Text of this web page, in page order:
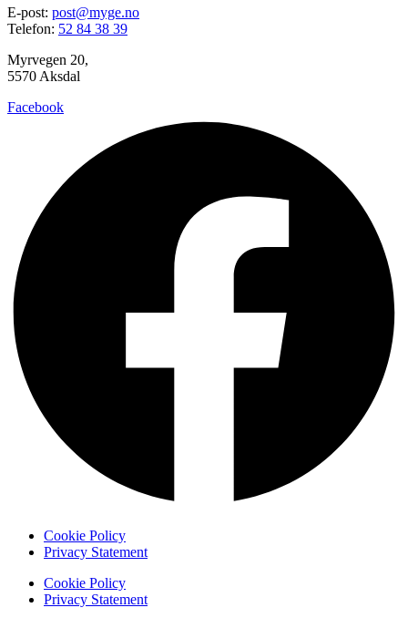
E-post: post@myge.no
Telefon: 52 84 38 39
Myrvegen 20,
5570 Aksdal
Facebook
Cookie Policy
Privacy Statement
Cookie Policy
Privacy Statement